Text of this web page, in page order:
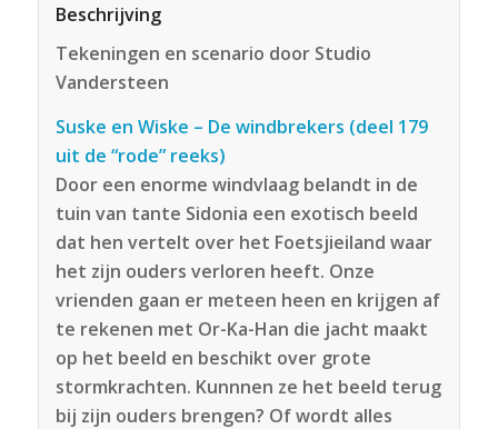
Beschrijving
Tekeningen en scenario door Studio
Vandersteen
Suske en Wiske – De windbrekers (deel 179
uit de “rode” reeks)
Door een enorme windvlaag belandt in de
tuin van tante Sidonia een exotisch beeld
dat hen vertelt over het Foetsjieiland waar
het zijn ouders verloren heeft. Onze
vrienden gaan er meteen heen en krijgen af
te rekenen met Or-Ka-Han die jacht maakt
op het beeld en beschikt over grote
stormkrachten. Kunnnen ze het beeld terug
bij zijn ouders brengen? Of wordt alles